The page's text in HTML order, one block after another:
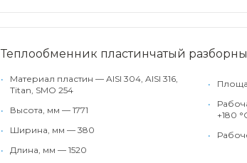
Теплообменник пластинчатый
•
Материал пластин — AISI 304, AISI 316,
Titan, SMO 254
•
Высота, мм — 1771
•
Ширина, мм — 380
•
Длина, мм — 1520
•
•
+180
•